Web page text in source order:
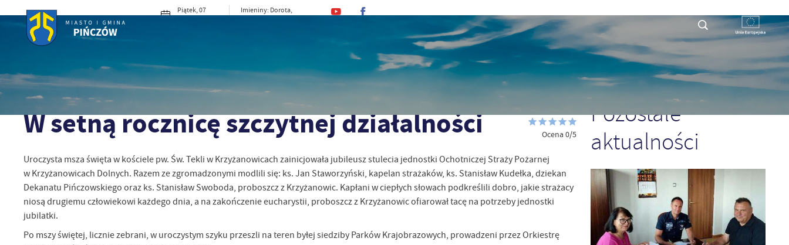
Piątek, 07
Imieniny: Dorota,
DLA MIESZKAŃCA DLA TURYSTY DLA PRZEDSIĘBIORCY KONTAKT
Strona główna Aktualności W setną rocznicę szczytnej działalności POPRZEDNI NASTĘPNY
02 - 09 - 2024
W setną rocznicę szczytnej działalności Ocena 0/5
Uroczysta msza święta w kościele pw. Św. Tekli w Krzyżanowicach zainicjowała jubileusz stulecia jednostki Ochotniczej Straży Pożarnej
w Krzyżanowicach Dolnych. Razem ze zgromadzonymi modlili się: ks. Jan Staworzyński, kapelan strażaków, ks. Stanisław Kudełka, dziekan
Dekanatu Pińczowskiego oraz ks. Stanisław Swoboda, proboszcz z Krzyżanowic. Kapłani w ciepłych słowach podkreślili dobro, jakie strażacy
niosą drugiemu człowiekowi każdego dnia, a na zakończenie eucharystii, proboszcz z Krzyżanowic ofiarował tacę na potrzeby jednostki
jubilatki.
Po mszy świętej, licznie zebrani, w uroczystym szyku przeszli na teren byłej siedziby Parków Krajobrazowych, prowadzeni przez Orkiestrę
Pozostałe
aktualności